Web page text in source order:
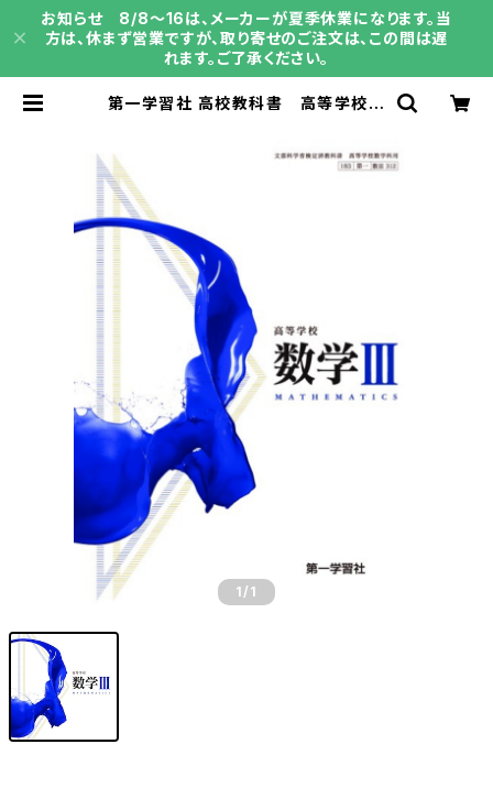
お知らせ 8/8～16は、メーカーが夏季休業になります。当
方は、休まず営業ですが、取り寄せのご注文は、この間は遅
れます。ご了承ください。
第一学習社 高校教科書 高等学校
SBN-10：4804006281 SKU：0
02-784-001 | 育之書店（いくのし
1 /1